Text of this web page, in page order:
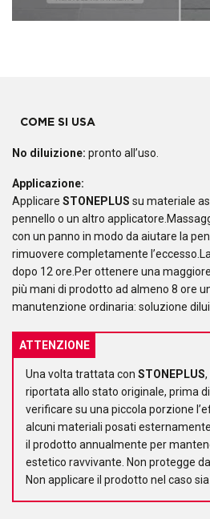
COME SI USA
No diluizione: pronto all’uso.
Applicazione:
Applicare STONEPLUS su materiale
pennello o un altro
con un panno in modo da aiutare la
rimuovere completamente
dopo 12 ore.Per ottenere una
più mani di prodotto ad almeno 8 ore
manutenzione ordinaria: soluzione
ATTENZIONE
Una volta trattata con STONEPLUS
riportata allo stato originale, prima
verificare su una piccola porzione
alcuni materiali posati
il prodotto annualmente per
estetico ravvivante. Non protegge
Non applicare il prodotto nel caso